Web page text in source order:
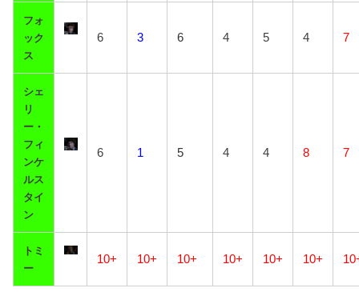
フォ
ック
ス
6 3 6 4 5 4 7
シェ
リ
ー・
フィ
ンケ
ルス
タイ
ン
6 1 5 4 4 8 7
トミ
ー
10+ 10+ 10+ 10+ 10+ 10+